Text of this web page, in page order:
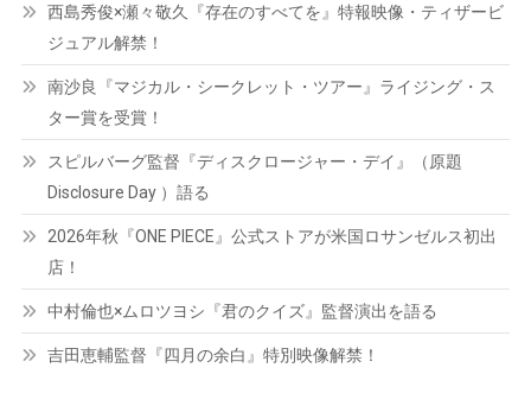
西島秀俊×瀬々敬久『存在のすべてを』特報映像・ティザービ
ジュアル解禁！
南沙良『マジカル・シークレット・ツアー』ライジング・ス
ター賞を受賞！
スピルバーグ監督『ディスクロージャー・デイ』（原題
Disclosure Day ）語る
2026年秋『ONE PIECE』公式ストアが米国ロサンゼルス初出
店！
中村倫也×ムロツヨシ『君のクイズ』監督演出を語る
吉田恵輔監督『四月の余白』特別映像解禁！